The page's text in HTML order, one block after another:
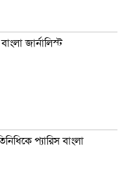
জার্নালিস্ট
প্যারিস বাংলা